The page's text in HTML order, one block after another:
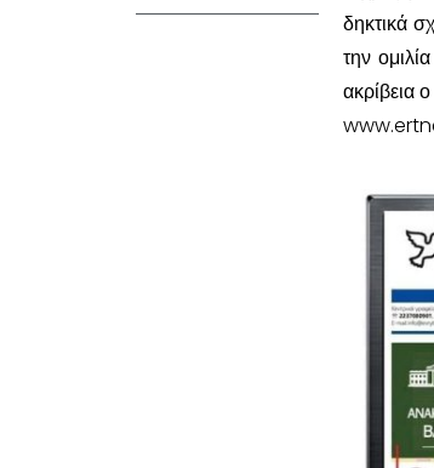
δηκτικά
την
ακρίβεια